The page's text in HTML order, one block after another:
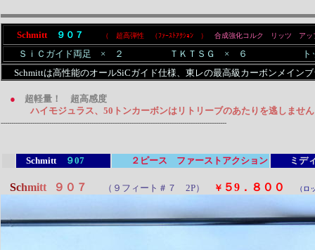
Schmitt ９０７ （ 超高弾性 （ﾌｧｰｽﾄｱｸｼｮﾝ ） 合成強化コルク リッツ アッ
ＳｉＣガイド両足 × ２ ＴＫＴＳＧ × ６ トッ
Schmittは高性能のオールSiCガイド仕様、東レの最高級カーボンメイン
●
超軽量！ 超高感度
ハイモジュラス、50トンカーボンはリトリーブのあたりを逃しませ
-----------------------------------------------------------------------------------------------------------
Schmitt ９07 ２ピース ファーストアクション ミデ
Schmitt ９０７ （９フィート＃７ 2P） ￥ ５9．８００ （